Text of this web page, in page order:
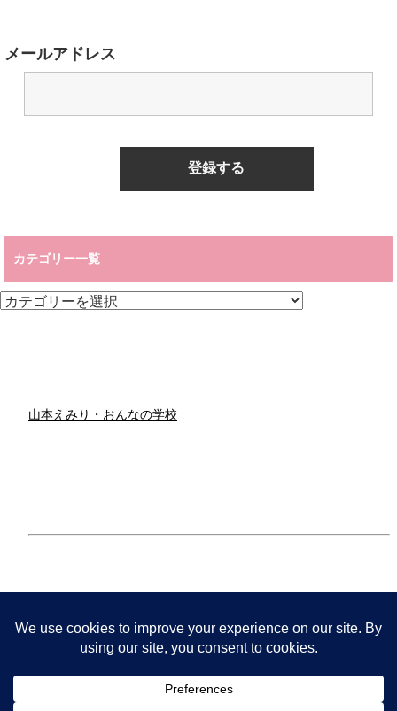
メールアドレス
カテゴリー一覧
カ
山本えみり・おんなの学校